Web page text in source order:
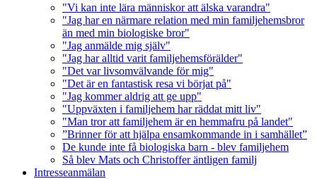
"Vi kan inte lära människor att älska varandra"
"Jag har en närmare relation med min familjehemsbror
än med min biologiske bror"
"Jag anmälde mig själv"
"Jag har alltid varit familjehemsförälder"
"Det var livsomvälvande för mig"
"Det är en fantastisk resa vi börjat på"
"Jag kommer aldrig att ge upp"
"Uppväxten i familjehem har räddat mitt liv"
"Man tror att familjehem är en hemmafru på landet"
”Brinner för att hjälpa ensamkommande in i samhället”
De kunde inte få biologiska barn - blev familjehem
Så blev Mats och Christoffer äntligen familj
Intresseanmälan